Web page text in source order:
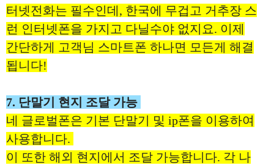
터넷전화는 필수인데, 한국에 무겁고 거추장 스
런 인터넷폰을 가지고 다닐수야 없지요. 이제
간단하게 고객님 스마트폰 하나면 모든게 해결
됩니다!
7. 단말기 현지 조달 가능
네 글로벌폰은 기본 단말기 및 ip폰을 이용하여
사용합니다.
이 또한 해외 현지에서 조달 가능합니다. 각 나